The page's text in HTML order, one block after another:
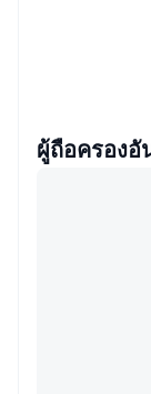
ผู้ถือครอง